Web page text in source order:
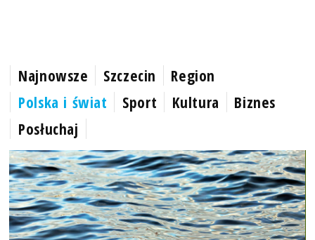
Najnowsze Szczecin
Region
Polska i świat
Sport Kultura
Biznes
Posłuchaj